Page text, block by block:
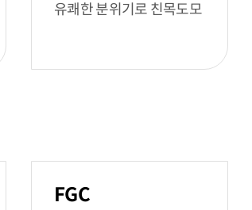
유쾌한 분위기로 친목도모
FGC